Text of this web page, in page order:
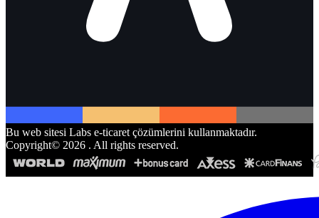
Bu web sitesi Labs e-ticaret çözümlerini kullanmaktadır.
Copyright© 2026 . All rights reserved.